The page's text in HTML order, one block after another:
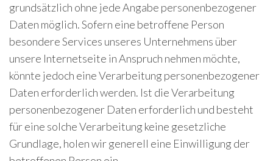
grundsätzlich ohne jede Angabe personenbezogener
Daten möglich. Sofern eine betroffene Person
besondere Services unseres Unternehmens über
unsere Internetseite in Anspruch nehmen möchte,
könnte jedoch eine Verarbeitung personenbezogener
Daten erforderlich werden. Ist die Verarbeitung
personenbezogener Daten erforderlich und besteht
für eine solche Verarbeitung keine gesetzliche
Grundlage, holen wir generell eine Einwilligung der